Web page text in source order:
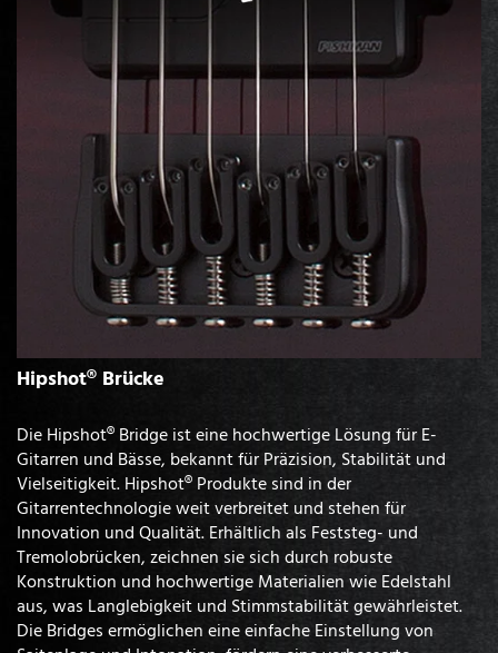
Hipshot® Brücke
Die Hipshot® Bridge ist eine hochwertige Lösung für E-
Gitarren und Bässe, bekannt für Präzision, Stabilität und
Vielseitigkeit. Hipshot® Produkte sind in der
Gitarrentechnologie weit verbreitet und stehen für
Innovation und Qualität. Erhältlich als Feststeg- und
Tremolobrücken, zeichnen sie sich durch robuste
Konstruktion und hochwertige Materialien wie Edelstahl
aus, was Langlebigkeit und Stimmstabilität gewährleistet.
Die Bridges ermöglichen eine einfache Einstellung von